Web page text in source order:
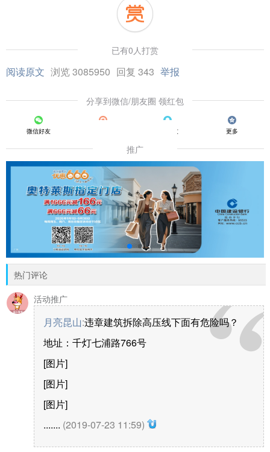
已有0人打赏
阅读原文 浏览 3085950 回复 343 举报
分享到微信/朋友圈 领红包
微信好友 QQ好友 更多
推广
热门评论
活动推广
月亮昆山:违章建筑拆除高压线下面有危险吗？
地址：千灯七浦路766号
[图片]
[图片]
[图片]
....... (2019-07-23 11:59)